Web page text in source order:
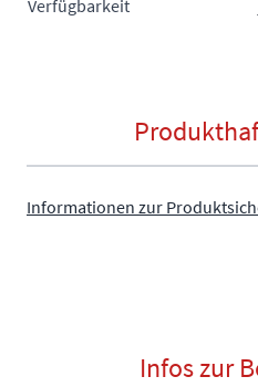
Verfügbarkeit
Informationen zur
Infos zur